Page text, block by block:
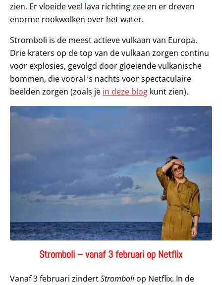
zien. Er vloeide veel lava richting zee en er dreven
enorme rookwolken over het water.
Stromboli is de meest actieve vulkaan van Europa.
Drie kraters op de top van de vulkaan zorgen continu
voor explosies, gevolgd door gloeiende vulkanische
bommen, die vooral ’s nachts voor spectaculaire
beelden zorgen (zoals je in deze blog kunt zien).
Stromboli – vanaf 3 februari op Netflix
Vanaf 3 februari zindertStromboliop Netflix. In de